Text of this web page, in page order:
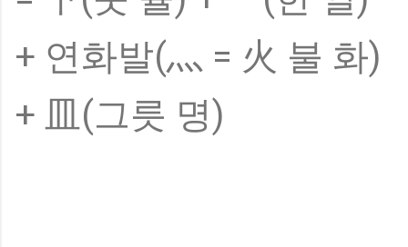
+ 연화발(灬 = 火 불 화)
+ 皿(그릇 명)